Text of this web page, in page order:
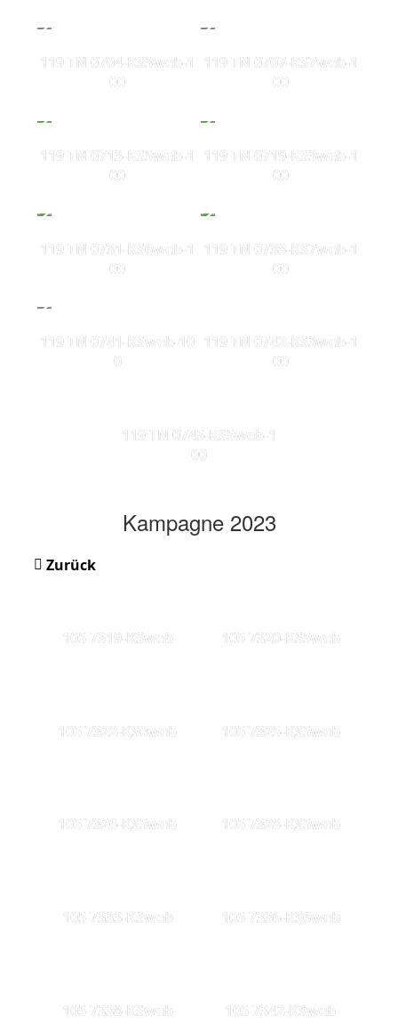
119 TN 0704-KS3web-1
00
119 TN 0707-KS7web-1
00
119 TN 0713-KS5web-1
00
119 TN 0719-KS3web-1
00
119 TN 0731-KS6web-1
00
119 TN 0738-KS7web-1
00
119 TN 0741-KSweb-10
0
119 TN 0742-KS3web-1
00
119 TN 0745-KS5web-1
00
Kampagne 2023
Zurück
105 7319-KSweb 105 7320-KS5web
105 7322-KS0web 105 7325-KS5web
105 7326-KS5web 105 7328-KS5web
105 7333-KSweb 105 7336-KS6web
105 7338-KSweb 105 7342-KSweb